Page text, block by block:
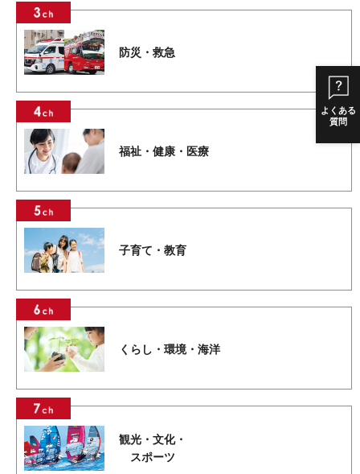
よくある
質問
防災・救急
福祉・健康・医療
子育て・教育
くらし・環境・海洋
観光・文化・
スポーツ